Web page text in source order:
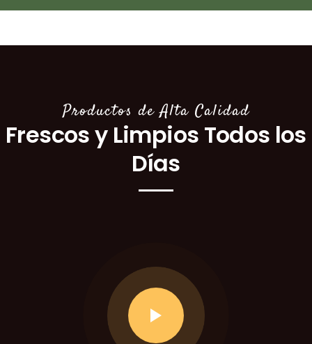
Productos de Alta Calidad
Frescos y Limpios Todos los
Días